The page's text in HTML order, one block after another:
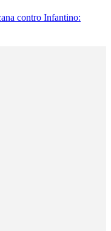
contro Infantino: